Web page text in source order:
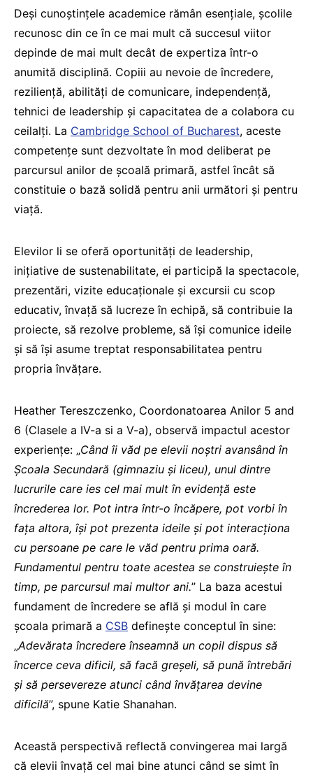
Deși cunoștințele academice rămân esențiale, școlile
recunosc din ce în ce mai mult că succesul viitor
depinde de mai mult decât de expertiza într-o
anumită disciplină. Copiii au nevoie de încredere,
reziliență, abilități de comunicare, independență,
tehnici de leadership și capacitatea de a colabora cu
ceilalți. La Cambridge School of Bucharest, aceste
competențe sunt dezvoltate în mod deliberat pe
parcursul anilor de școală primară, astfel încât să
constituie o bază solidă pentru anii următori și pentru
viață.
Elevilor li se oferă oportunități de leadership,
inițiative de sustenabilitate, ei participă la spectacole,
prezentări, vizite educaționale și excursii cu scop
educativ, învață să lucreze în echipă, să contribuie la
proiecte, să rezolve probleme, să își comunice ideile
și să își asume treptat responsabilitatea pentru
propria învățare.
Heather Tereszczenko, Coordonatoarea Anilor 5 and
6 (Clasele a IV-a si a V-a), observă impactul acestor
experiențe: „Când îi văd pe elevii noștri avansând în
Școala Secundară (gimnaziu și liceu), unul dintre
lucrurile care ies cel mai mult în evidență este
încrederea lor. Pot intra într-o încăpere, pot vorbi în
fața altora, își pot prezenta ideile și pot interacționa
cu persoane pe care le văd pentru prima oară.
Fundamentul pentru toate acestea se construiește în
timp, pe parcursul mai multor ani.” La baza acestui
fundament de încredere se află și modul în care
școala primară a CSB definește conceptul în sine:
„Adevărata încredere înseamnă un copil dispus să
încerce ceva dificil, să facă greșeli, să pună întrebări
și să persevereze atunci când învățarea devine
dificilă”, spune Katie Shanahan.
Această perspectivă reflectă convingerea mai largă
că elevii învață cel mai bine atunci când se simt în